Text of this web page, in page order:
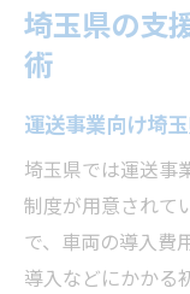
埼玉県の支
術
運送事業向け埼
埼玉県では運送事
制度が用意されて
で、車両の導入費
導入などにかかる